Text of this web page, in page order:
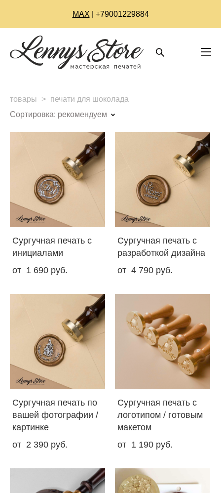
МАХ | +79001229884
товары > печати для шоколада
Сортировка: рекомендуем
Сургучная печать с
инициалами
от 1 690 pуб.
Сургучная печать с
разработкой дизайна
от 4 790 pуб.
Сургучная печать по
вашей фотографии /
картинке
от 2 390 pуб.
Сургучная печать с
логотипом / готовым
макетом
от 1 190 pуб.